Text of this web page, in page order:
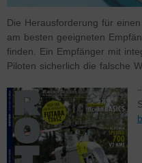
Die Herausforderung für
am besten geeigneten
finden. Ein Empfänger mit
Piloten sicherlich die falsche